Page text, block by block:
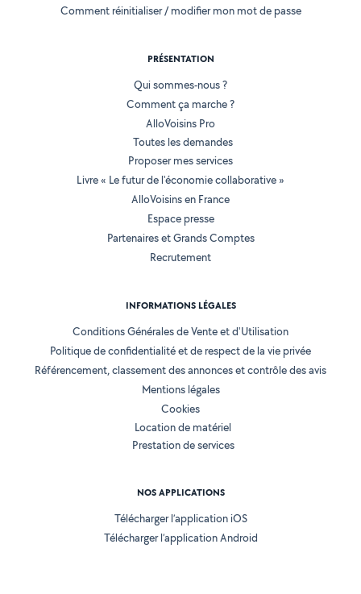
Comment réinitialiser / modifier mon mot de passe
PRÉSENTATION
Qui sommes-nous ?
Comment ça marche ?
AlloVoisins Pro
Toutes les demandes
Proposer mes services
Livre « Le futur de l'économie collaborative »
AlloVoisins en France
Espace presse
Partenaires et Grands Comptes
Recrutement
INFORMATIONS LÉGALES
Conditions Générales de Vente et d'Utilisation
Politique de confidentialité et de respect de la vie privée
Référencement, classement des annonces et contrôle des avis
Mentions légales
Cookies
Location de matériel
Prestation de services
NOS APPLICATIONS
Télécharger l’application iOS
Télécharger l’application Android